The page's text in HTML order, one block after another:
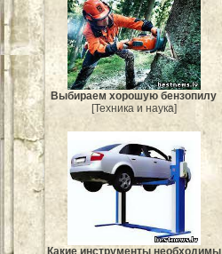
Выбираем хорошую бензопилу
[Техника и наука]
Какие инструменты необходимы